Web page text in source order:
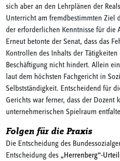
sich aber an den Lehrplänen der
Unterricht am fremdbestimmten Ziel
der erforderlichen Kenntnisse für die
Erneut betonte der Senat, dass das
Kontrollen des Inhalts der
Beschäftigung nicht hindert. Allein
laut dem höchsten Fachgericht in
Selbstständigkeit. Entscheidend für
Gerichts war ferner, dass der Dozent
unternehmerischen Spielraum
Folgen für die Praxis
Die Entscheidung des
Entscheidung des „Herrenberg“-